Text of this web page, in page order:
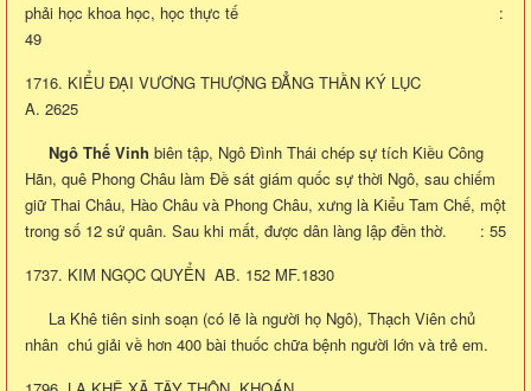
phải học khoa học, học thực tế :
49
1716. KIỂU ĐẠI VƯƠNG THƯỢNG ĐẲNG THẦN KÝ LỤC
A. 2625
Ngô Thế Vinh biên tập, Ngô Đình Thái chép sự tích Kiều Công
Hãn, quê Phong Châu làm Đề sát giám quốc sự thời Ngô, sau chiếm
giữ Thai Châu, Hào Châu và Phong Châu, xưng là Kiểu Tam Chế, một
trong số 12 sứ quân. Sau khi mất, được dân làng lập đền thờ. : 55
1737. KIM NGỌC QUYỂN AB. 152 MF.1830
La Khê tiên sinh soạn (có lẽ là người họ Ngô), Thạch Viên chủ
nhân chú giải về hơn 400 bài thuốc chữa bệnh người lớn và trẻ em.